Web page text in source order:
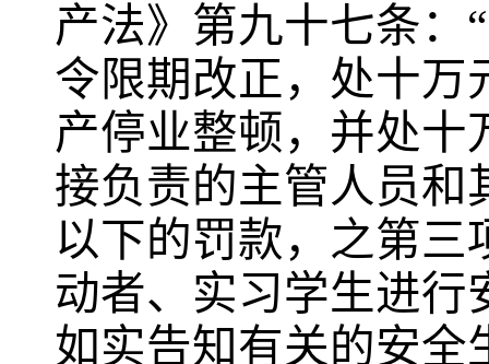
产法》第九十七条：
令限期改正，处十万
产停业整顿，并处十
接负责的主管人员和
以下的罚款，之第
动者、实习学生进行
如实告知有关的安